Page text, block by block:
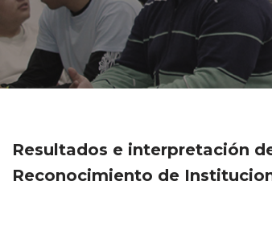
Resultados e interpretación
Reconocimiento de